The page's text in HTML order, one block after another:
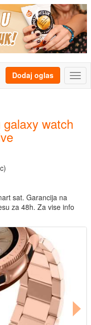
Dodaj oglas
watch
sat. Garancija na
za 48h. Za vise info